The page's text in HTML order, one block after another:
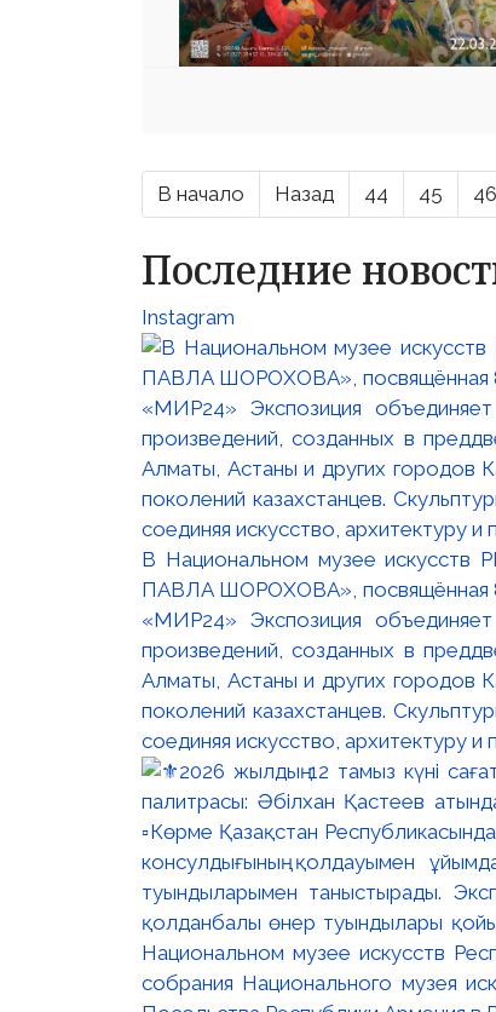
В начало Назад 44 45 46
Последние
Instagram
В Национальном музее искусств
ПАВЛА ШОРОХОВА», посвящённая
«МИР24» Экспозиция
произведений, созданных в
Алматы, Астаны и других городов
поколений казахстанцев.
соединяя искусство, архитектуру